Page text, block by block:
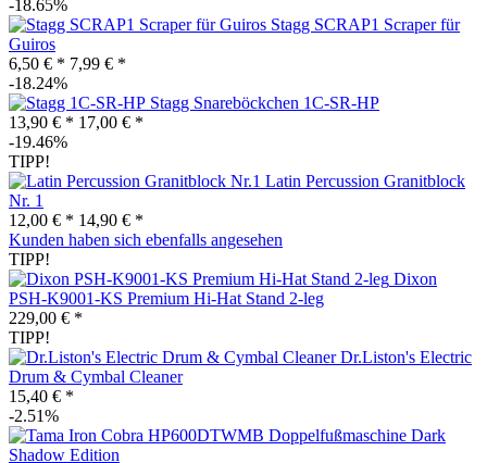
-18.65%
Stagg SCRAP1 Scraper für
Guiros
6,50 € * 7,99 € *
-18.24%
Stagg Snareböckchen 1C-SR-HP
13,90 € * 17,00 € *
-19.46%
TIPP!
Latin Percussion Granitblock
Nr. 1
12,00 € * 14,90 € *
Kunden haben sich ebenfalls angesehen
TIPP!
Dixon
PSH-K9001-KS Premium Hi-Hat Stand 2-leg
229,00 € *
TIPP!
Dr.Liston's Electric
Drum & Cymbal Cleaner
15,40 € *
-2.51%